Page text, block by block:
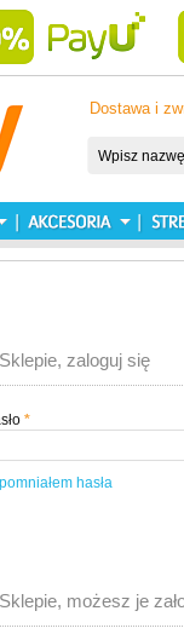
Dostawa i
zaloguj się
*
hasła
możesz je